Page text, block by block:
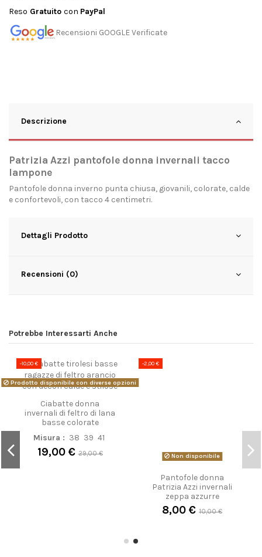
Reso Gratuito con PayPal
Recensioni GOOGLE Verificate
Descrizione
Patrizia Azzi pantofole donna invernali tacco
lampone
Pantofole donna inverno punta chiusa, giovanili, colorate, calde
e confortevoli, con tacco 4 centimetri.
Dettagli Prodotto
Recensioni (0)
Potrebbe Interessarti Anche
-10,00 €
Prodotto disponibile con diverse opzioni
Ciabatte donna
invernali di feltro di lana
basse colorate
Misura : 38 39 41
19,00 €29,00 €
-2,00 €